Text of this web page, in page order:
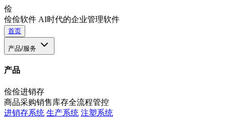
俭
俭俭软件 AI时代的企业管理软件
首页
产品/服务
产品
俭俭进销存
商品采购销售库存全流程管控
进销存系统 生产系统 注塑系统